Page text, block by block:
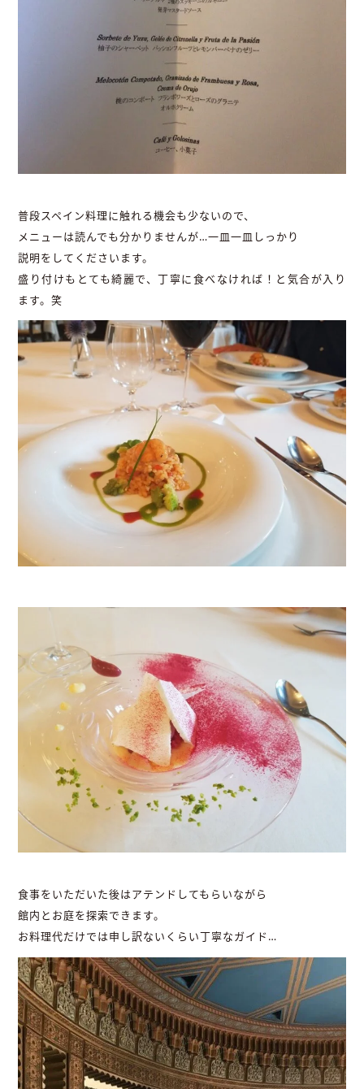
普段スペイン料理に触れる機会も少ないので、
メニューは読んでも分かりませんが…一皿一皿しっかり
説明をしてくださいます。
盛り付けもとても綺麗で、丁寧に食べなければ！と気合が入り
ます。笑
食事をいただいた後はアテンドしてもらいながら
館内とお庭を探索できます。
お料理代だけでは申し訳ないくらい丁寧なガイド…